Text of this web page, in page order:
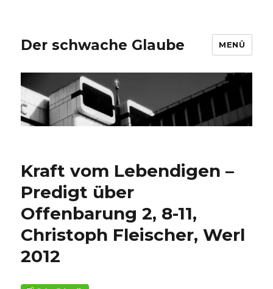
Der schwache Glaube MENÜ
Kraft vom Lebendigen –
Predigt über
Offenbarung 2, 8-11,
Christoph Fleischer, Werl
2012